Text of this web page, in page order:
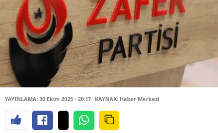
YAYINLAMA: 30 Ekim 2025 - 20:17 KAYNAK: Haber Merkezi